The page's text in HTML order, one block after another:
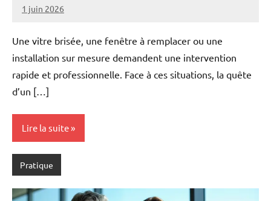
1 juin 2026
Pascal
Aucun
Une vitre brisée, une fenêtre à remplacer ou une
installation sur mesure demandent une intervention
rapide et professionnelle. Face à ces situations, la quête
d’un […]
Lire la suite
Pratique